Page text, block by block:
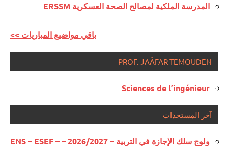
المدرسة الملكية لمصالح الصحة العسكرية ERSSM
<< باقي مواضيع المباريات
PROF. JAÂFAR TEMOUDEN
Sciences de l’ingénieur
آخر المستجدات
ولوج سلك الإجازة في التربية – 2026/2027 – ENS – ESEF –